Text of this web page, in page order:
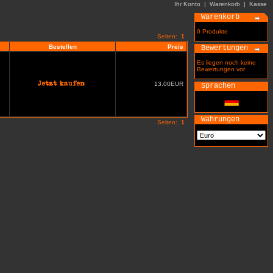
Ihr Konto | Warenkorb | Kasse
Seiten: 1
Bestellen Preis
13.00EUR
Seiten: 1
Warenkorb
0 Produkte
Bewertungen
Es liegen noch keine
Bewertungen vor
Sprachen
Währungen